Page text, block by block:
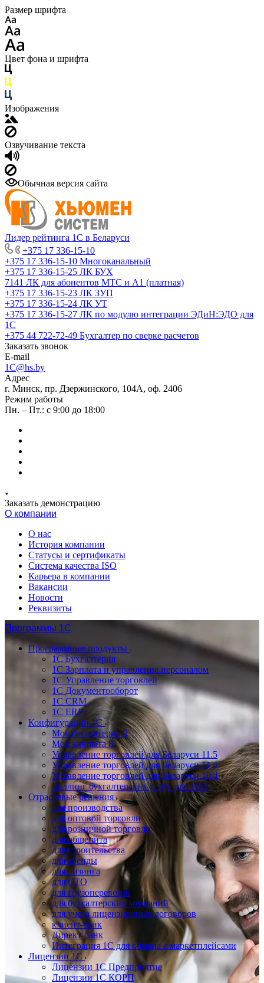
Размер шрифта
Цвет фона и шрифта
Изображения
Озвучивание текста
Обычная версия сайта
Лидер рейтинга 1С в Беларуси
+375 17 336-15-10
+375 17 336-15-10 Многоканальный
+375 17 336-15-25 ЛК БУХ
7141 ЛК для абонентов МТС и А1 (платная)
+375 17 336-15-23 ЛК ЗУП
+375 17 336-15-24 ЛК УТ
+375 17 336-15-27 ЛК по модулю интеграции ЭДиН:ЭДО для
1С
+375 44 722-72-49 Бухгалтер по сверке расчетов
Заказать звонок
E-mail
1C@hs.by
Адрес
г. Минск, пр. Дзержинского, 104А, оф. 2406
Режим работы
Пн. – Пт.: с 9:00 до 18:00
Заказать демонстрацию
О компании
О нас
История компании
Статусы и сертификаты
Система качества ISO
Карьера в компании
Вакансии
Новости
Реквизиты
Программы 1С
Программные продукты
1С Бухгалтерия
1С Зарплата и управление персоналом
1С Управление торговлей
1С Документооборот
1С CRM
1С ERP
Конфигурации 1С
Моя бухгалтерия 8
Моя зарплата 8
Управление торговлей для Беларуси 11.5
Управление торговлей для Беларуси 11.4
Управление торговлей для Беларуси 10.4
Биллинг бухгалтерских услуг для 1С:8
Отраслевые решения
для производства
для оптовой торговли
для розничной торговли
для общепита
для строительства
для аренды
для лизинга
для СТО
для грузоперевозок
для бухгалтерских компаний
для учета лицензионных договоров
клиент-банк
Директ-банк
Интеграция 1C для обмена с маркетплейсами
Лицензии 1С
Лицензии 1С Предприятие
Лицензии 1С КОРП